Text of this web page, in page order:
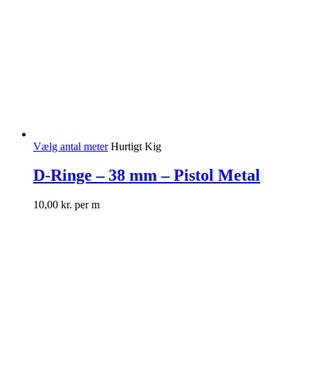
Vælg antal meter Hurtigt Kig
D-Ringe – 38 mm – Pistol Metal
10,00 kr. per m